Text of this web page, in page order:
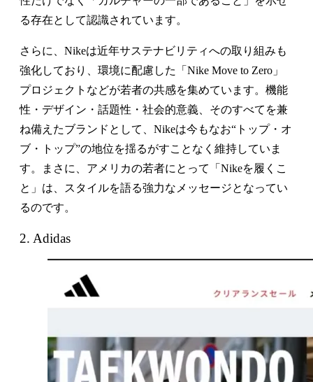
る存在として認識されています。
さらに、Nikeは近年サステナビリティへの取り組みも
強化しており、環境に配慮した「Nike Move to Zero」
プロジェクトなどが若者の共感を集めています。機能
性・デザイン・話題性・社会的意義、そのすべてを兼
ね備えたブランドとして、Nikeは今もなお“トップ・オ
ブ・トップ”の地位を揺るがすことなく維持していま
す。まさに、アメリカの若者にとって「Nikeを履くこ
と」は、スタイルを語る強力なメッセージとなってい
るのです。
2. Adidas